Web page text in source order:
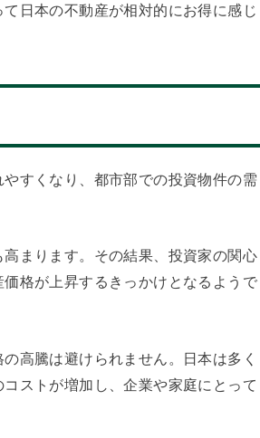
日本の不動産が相対的にお得に感じ
すくなり、都市部での投資物件の需
まります。その結果、投資家の関心
格が上昇するきっかけとなるようで
高騰は避けられません。日本は多く
ストが増加し、企業や家庭にとって